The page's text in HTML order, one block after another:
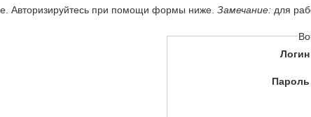
Авторизируйтесь при помощи формы ниже. Замечание:для
Логин
Пароль